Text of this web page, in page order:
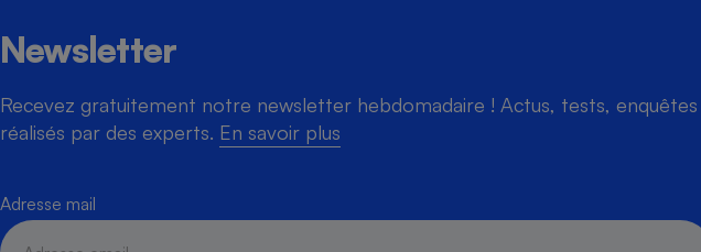
Newsletter
Recevez gratuitement notre newsletter hebdomadaire ! Actus, tests, enquêtes
réalisés par des experts. En savoir plus
Adresse mail